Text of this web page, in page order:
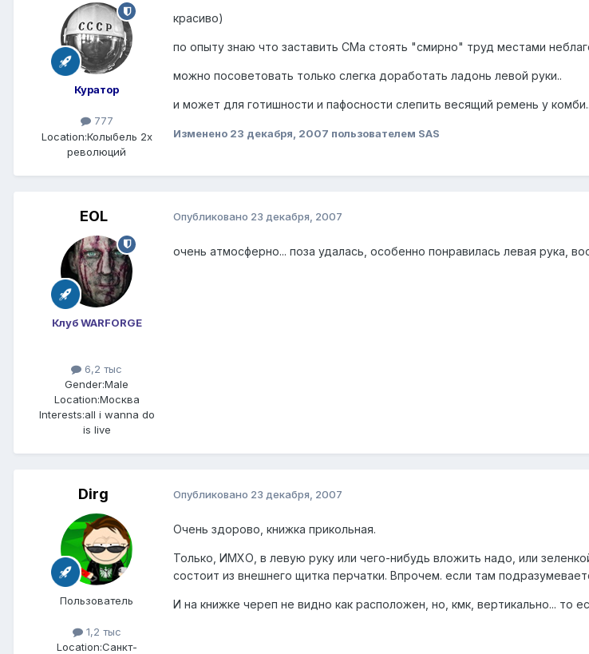
Куратор
777
Location:Колыбель 2х
революций
красиво)
по опыту знаю что заставить СМа стоять "смирно" труд местами
можно посоветовать только слегка доработать ладонь левой руки..
и может для готишности и пафосности слепить весящий ремень у
Изменено 23 декабря, 2007 пользователем SAS
EOL
Клуб WARFORGE
6,2 тыс
Gender:Male
Location:Москва
Interests:all i wanna do
is live
Опубликовано 23 декабря, 2007
очень атмосферно... поза удалась, особенно понравилась левая рука,
Dirg
Пользователь
1,2 тыс
Location:Санкт-
Опубликовано 23 декабря, 2007
Очень здорово, книжка прикольная.
Только, ИМХО, в левую руку или чего-нибудь вложить надо, или
состоит из внешнего щитка перчатки. Впрочем. если там
И на книжке череп не видно как расположен, но, кмк, вертикально... то